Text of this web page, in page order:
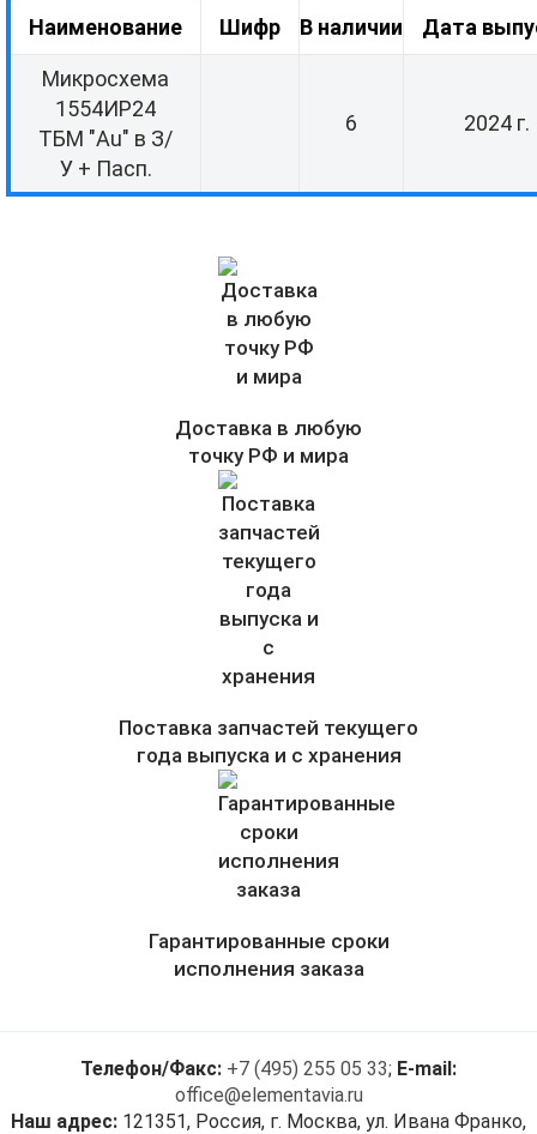
Наименование Шифр В наличии Дата
Микросхема
1554ИР24
ТБМ "Au" в З/
У + Пасп.
6 2024 г.
Доставка в любую
точку РФ и мира
Поставка запчастей текущего
года выпуска и с хранения
Гарантированные сроки
исполнения заказа
Телефон/Факс: +7 (495) 255 05 33; E-mail:
office@elementavia.ru
Наш адрес: 121351, Россия, г. Москва, ул. Ивана Франко,